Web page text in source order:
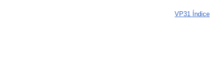
VP31 Índice